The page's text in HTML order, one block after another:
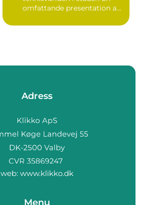
omfattande presentation av
Adress
web: www.klikko.dk
Menu